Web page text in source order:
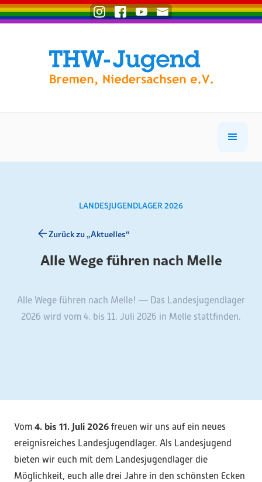
LANDESJUGENDLAGER 2026
Alle Wege führen nach Melle
Alle Wege führen nach Melle! — Das Landesjugendlager
2026 wird vom 4. bis 11. Juli 2026 in Melle stattfinden.
Zurück zu „Aktuelles“
Vom 4. bis 11. Juli 2026 freuen wir uns auf ein neues
ereignisreiches Landesjugendlager. Als Landesjugend
bieten wir euch mit dem Landesjugendlager die
Möglichkeit, euch alle drei Jahre in den schönsten Ecken